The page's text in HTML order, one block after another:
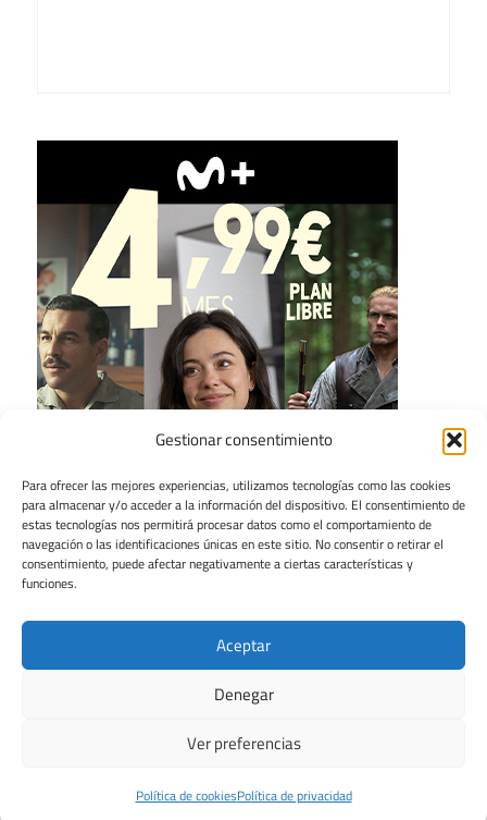
Gestionar consentimiento
Para ofrecer las mejores experiencias, utilizamos tecnologías como las cookies
para almacenar y/o acceder a la información del dispositivo. El consentimiento de
estas tecnologías nos permitirá procesar datos como el comportamiento de
navegación o las identificaciones únicas en este sitio. No consentir o retirar el
consentimiento, puede afectar negativamente a ciertas características y
funciones.
Aceptar
Denegar
Ver preferencias
Política de cookiesPolítica de privacidad